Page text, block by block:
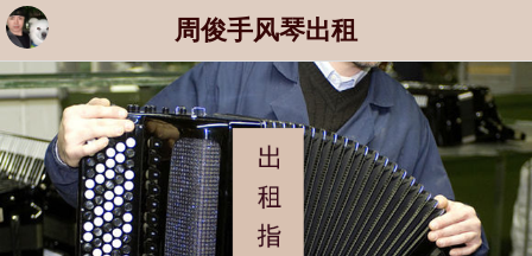
周俊手风琴出租